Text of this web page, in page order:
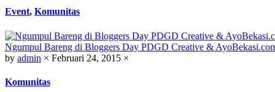
Event, Komunitas
Ngumpul Bareng di Bloggers Day PDGD Creative &
by admin × Februari 24, 2015 ×
Komunitas